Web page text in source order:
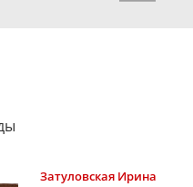
Затуловская Ирина